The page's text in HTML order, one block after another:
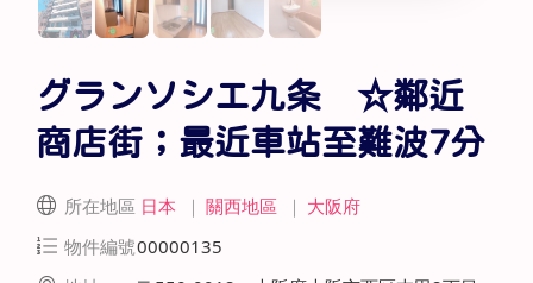
グランソシエ九条 ☆鄰近
商店街；最近車站至難波7分
所在地區 日本 ｜ 關西地區 ｜ 大阪府
物件編號00000135